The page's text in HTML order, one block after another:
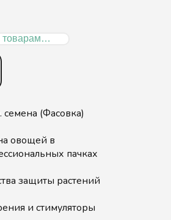
(Фасовка)
овощей в
пачках
защиты растений
и стимуляторы